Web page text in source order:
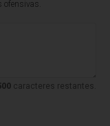
ofensivas.
caracteres restantes.